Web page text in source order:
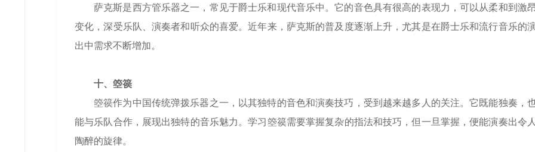
萨克斯是西方管乐器之一，常见于爵士乐和现代音乐中。它的音色具有很高的表现力，可以从柔和到激
变化，深受乐队、演奏者和听众的喜爱。近年来，萨克斯的普及度逐渐上升，尤其是在爵士乐和流行音乐的
出中需求不断增加。
十、箜篌
箜篌作为中国传统弹拨乐器之一，以其独特的音色和演奏技巧，受到越来越多人的关注。它既能独奏，
能与乐队合作，展现出独特的音乐魅力。学习箜篌需要掌握复杂的指法和技巧，但一旦掌握，便能演奏出令
陶醉的旋律。